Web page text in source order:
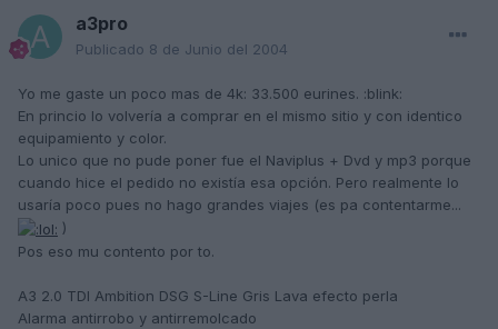
a3pro
Publicado 8 de Junio del 2004
Yo me gaste un poco mas de 4k: 33.500 eurines. :blink:
En princio lo volvería a comprar en el mismo sitio y con identico
equipamiento y color.
Lo unico que no pude poner fue el Naviplus + Dvd y mp3 porque
cuando hice el pedido no existía esa opción. Pero realmente lo
usaría poco pues no hago grandes viajes (es pa contentarme...
)
Pos eso mu contento por to.
A3 2.0 TDI Ambition DSG S-Line Gris Lava efecto perla
Alarma antirrobo y antirremolcado